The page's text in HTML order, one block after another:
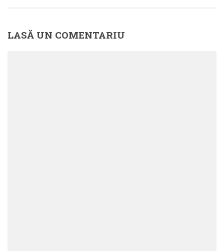
LASĂ UN COMENTARIU